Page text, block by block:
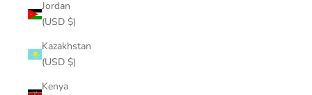
Jordan
(USD $)
Kazakhstan
(USD $)
Kenya